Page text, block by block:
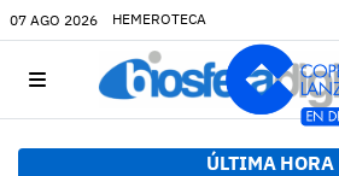
07 AGO 2026 HEMEROTECA
ÚLTIMA HORA